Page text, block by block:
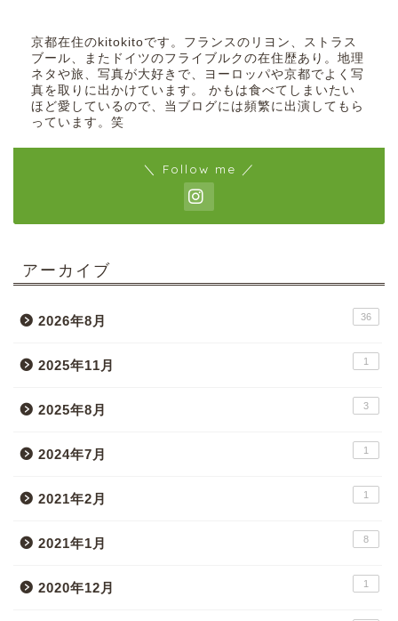
京都在住のkitokitoです。フランスのリヨン、ストラス
ブール、またドイツのフライブルクの在住歴あり。地理
ネタや旅、写真が大好きで、ヨーロッパや京都でよく写
真を取りに出かけています。 かもは食べてしまいたい
ほど愛しているので、当ブログには頻繁に出演してもら
っています。笑
＼ Follow me ／
アーカイブ
2026年8月 36
2025年11月 1
2025年8月 3
2024年7月 1
2021年2月 1
2021年1月 8
2020年12月 1